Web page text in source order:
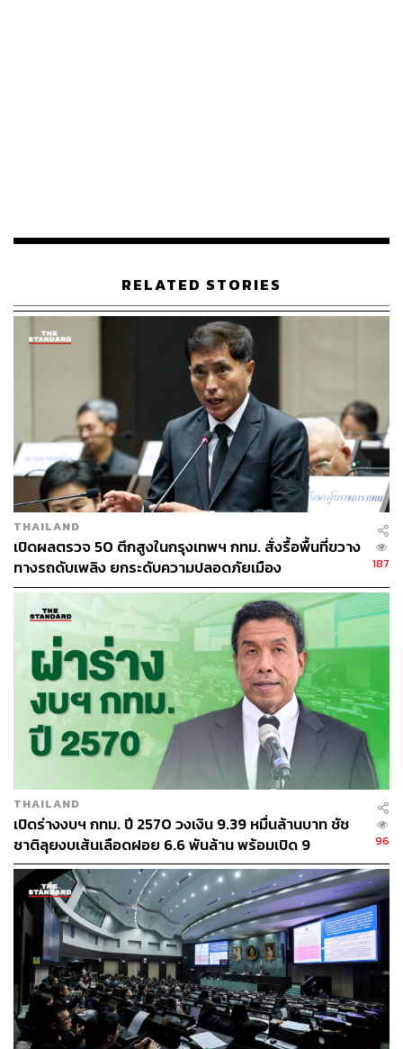
จุดเริ่มต้นแรกต้องย้อนกลับไปเมื่อปี พ.ศ.2412 (ค.ศ.1869) ที่
เหล่าสุภาพสตรีชาวอังกฤษและอเมริกันจำนวน 13 คนได้รวม
ตัวกันก่อตั้งสมาคมห้องสมุดสตรีกรุงเทพฯ (The Bangkok
Ladies’ Library Association) ขึ้นเพื่อให้บริการแหล่งอ่าน
หนังสือ (ภาษาอังกฤษ) ตลอดจนเป็นศูนย์กลางแลกเปลี่ยน
เรียนรู้เรื่องราวต่างๆ ในสังคมของเหล่าชาวต่างชาติที่อาศัย
อยู่ในกรุงเทพฯ โดยนายกสมาคมคนแรกก็คือ ซาราห์ บรัคลีย์
แบรดลีย์ (Sarah Blachley Bradley) ผู้เป็นภรรยาของหมอบ
ลัดเลย์ (Dr.Dan Beech Bradley) ที่คนไทยรู้จักกันเป็นอย่างดี
นั่นเอง ทว่าในช่วงเริ่มแรกนั้นยังไม่มีสถานที่ตั้งแน่นอน
ตายตัว หนังสือเล่มต่าง ๆ จึงถูกเก็บและหมุนเวียนไปตามบ้าน
แต่ละหลังของเหล่าสมาชิกผู้ก่อตั้งนั่นเอง ใครอยากมาอ่าน
หรือหยิบยืมหนังสือเล่มไหนก็ต้องไปตามบ้านหลังนั้น ๆ ซึ่งจะ
เปิดให้บริการเพียง 1 วันต่อสัปดาห์เท่านั้น
ในเวลาต่อมา เจนนี เนียลสัน (Jennie Neilson) สตรีชาว
เดนมาร์กที่อพยพตามครอบครัวไปอยู่อเมริกาก็ได้เดินทาง
เข้ามาเป็นมิชชนนารีในประเทศไทยเมื่อปี พ.ศ.2427
RELATED STORIES
THAILAND
เปิดผลตรวจ 50 ตึกสูงในกรุงเทพฯ กทม. สั่งรื้อพื้นที่ขวาง
ทางรถดับเพลิง ยกระดับความปลอดภัยเมือง
187
THAILAND
เปิดร่างงบฯ กทม. ปี 2570 วงเงิน 9.39 หมื่นล้านบาท ชัช
ชาติลุยงบเส้นเลือดฝอย 6.6 พันล้าน พร้อมเปิด 9
ยุทธศาสตร์พัฒนาเมือง
96